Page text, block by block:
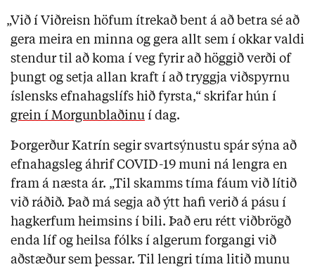
„Við í Viðreisn höfum ítrekað bent á að betra sé að
gera meira en minna og gera allt sem í okkar valdi
stendur til að koma í veg fyrir að höggið verði of
þungt og setja allan kraft í að tryggja viðspyrnu
íslensks efnahagslífs hið fyrsta,“ skrifar hún í
grein í Morgunblaðinu í dag.
Þorgerður Katrín segir svartsýnustu spár sýna að
efnahagsleg áhrif COVID-19 muni ná lengra en
fram á næsta ár. „Til skamms tíma fáum við lítið
við ráðið. Það má segja að ýtt hafi verið á pásu í
hagkerfum heimsins í bili. Það eru rétt viðbrögð
enda líf og heilsa fólks í algerum forgangi við
aðstæður sem þessar. Til lengri tíma litið munu